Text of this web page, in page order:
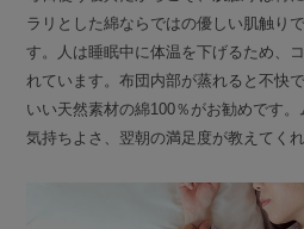
ラリとした綿ならではの優しい肌触り
す。人は睡眠中に体温を下げるため、
れています。布団内部が蒸れると不快
いい天然素材の綿100％がお勧めです
気持ちよさ、翌朝の満足度が教えてくれ